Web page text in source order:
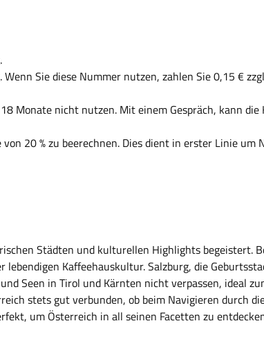
Sie diese Nummer nutzen, zahlen Sie 0,15 €
Monate nicht nutzen. Mit einem Gespräch, kann
20 % zu beerechnen. Dies dient in erster Linie um
Städten und kulturellen Highlights begeistert.
Kaffeehauskultur. Salzburg, die
Seen in Tirol und Kärnten nicht verpassen, ideal
stets gut verbunden, ob beim Navigieren durch
um Österreich in all seinen Facetten zu